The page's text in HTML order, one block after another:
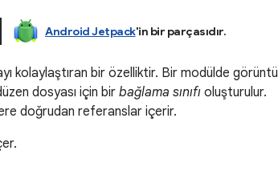
Android Jetpack'in bir parçasıdır.
kolaylaştıran bir özelliktir. Bir modülde görüntü
dosyası için bir bağlama sınıfı oluşturulur.
doğrudan referanslar içerir.